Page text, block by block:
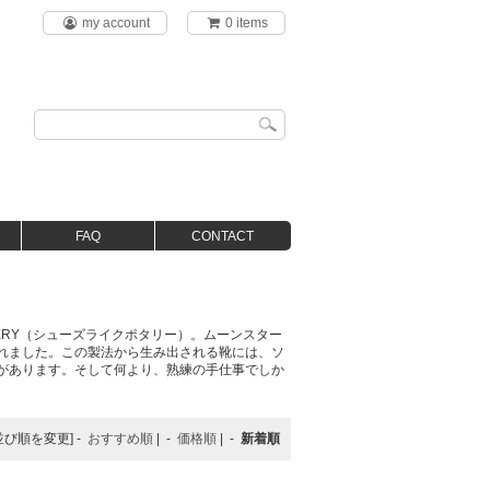
my account 0 items
FAQ CONTACT
（シューズライクポタリー）。ムーンスター
した。この製法から生み出される靴には、ソ
あります。そして何より、熟練の手仕事でしか
び順を変更] - おすすめ順 | - 価格順 | - 新着順